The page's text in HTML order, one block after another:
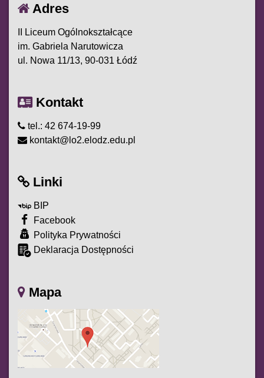
Adres
II Liceum Ogólnokształcące
im. Gabriela Narutowicza
ul. Nowa 11/13, 90-031 Łódź
Kontakt
tel.: 42 674-19-99
kontakt@lo2.elodz.edu.pl
Linki
BIP
Facebook
Polityka Prywatności
Deklaracja Dostępności
Mapa